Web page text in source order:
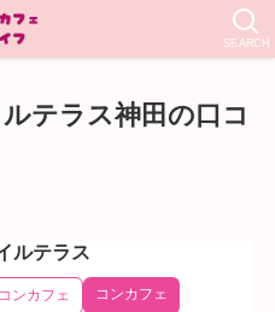
SEARCH
ルテラス神田の口コ
ルテラス
ンカフェ コンカフェ